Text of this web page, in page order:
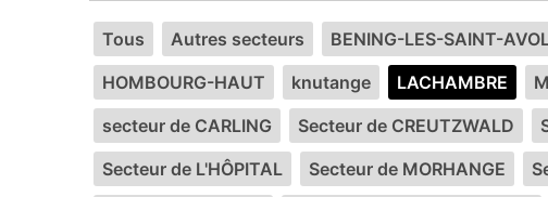
Tous Autres secteurs BENING-LES-SAINT-
HOMBOURG-HAUT
knutange LACHAMBRE
secteur de CARLING
Secteur de CREUTZWALD
Secteur de L'HÔPITAL
Secteur de MORHANGE